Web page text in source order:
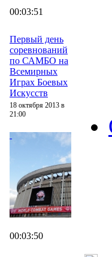
00:03:51
Первый день
соревнований
по САМБО на
Всемирных
Играх Боевых
Искусств
18 октября 2013 в
21:00
00:03:50